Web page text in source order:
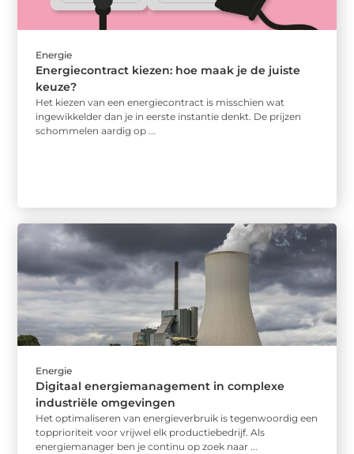
Energie
Energiecontract kiezen: hoe maak je de juiste
keuze?
Het kiezen van een energiecontract is misschien wat
ingewikkelder dan je in eerste instantie denkt. De prijzen
schommelen aardig op ...
Energie
Digitaal energiemanagement in complexe
industriële omgevingen
Het optimaliseren van energieverbruik is tegenwoordig een
topprioriteit voor vrijwel elk productiebedrijf. Als
energiemanager ben je continu op zoek naar ...